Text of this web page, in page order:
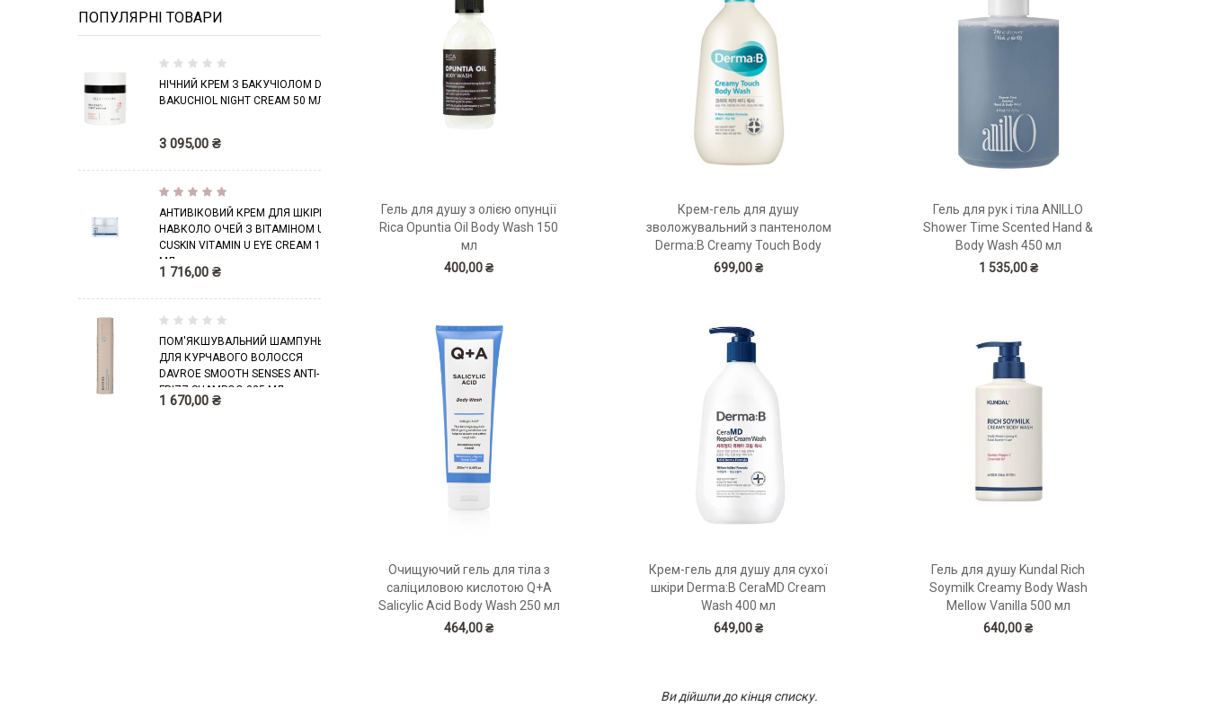
Гель для душу з олією опунції
Rica Opuntia Oil Body Wash 150
мл
400,00 ₴
Крем-гель для душу
зволожувальний з пантенолом
Derma:B Creamy Touch Body
Wash 400 мл
699,00 ₴
Гель для рук і тіла ANILLO
Shower Time Scented Hand &
Body Wash 450 мл
1 535,00 ₴
Очищуючий гель для тіла з
саліциловою кислотою Q+A
Salicylic Acid Body Wash 250 мл
464,00 ₴
Крем-гель для душу для сухої
шкіри Derma:B CeraMD Cream
Wash 400 мл
649,00 ₴
Гель для душу Kundal Rich
Soymilk Creamy Body Wash
Mellow Vanilla 500 мл
640,00 ₴
Ви дійшли до кінця списку.
ПОПУЛЯРНІ ТОВАРИ
0
%
НІЧНИЙ КРЕМ З БАКУЧІОЛОМ DCL
BAKUCHIOL NIGHT CREAM 50 МЛ
3 095,00 ₴
Рейтин
г:
100%
АНТИВІКОВИЙ КРЕМ ДЛЯ ШКІРИ
НАВКОЛО ОЧЕЙ З ВІТАМІНОМ U
CUSKIN VITAMIN U EYE CREAM 16
МЛ
1 716,00 ₴
0
%
ПОМ'ЯКШУВАЛЬНИЙ ШАМПУНЬ
ДЛЯ КУРЧАВОГО ВОЛОССЯ
DAVROE SMOOTH SENSES ANTI-
FRIZZ SHAMPOO 325 МЛ
1 670,00 ₴